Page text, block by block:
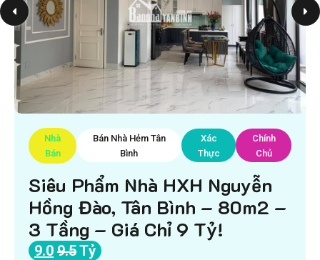
Nhà
Bán
Bán Nhà Hẻm Tân
Bình
Xác
Thực
Chính
Chủ
Siêu Phẩm Nhà HXH Nguyễn
Hồng Đào, Tân Bình – 80m2 –
3 Tầng – Giá Chỉ 9 Tỷ!
9.0 9.5Tỷ